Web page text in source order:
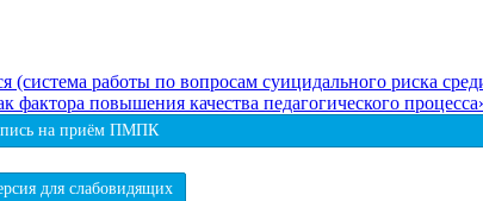
работы по вопросам суицидального риска
фактора повышения качества педагогического
на приём ПМПК
для слабовидящих